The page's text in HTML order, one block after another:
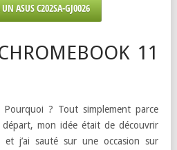
UN ASUS C202SA-GJ0026
11
? Tout simplement parce
mon idée était de découvrir
et j’ai sauté sur une occasion sur